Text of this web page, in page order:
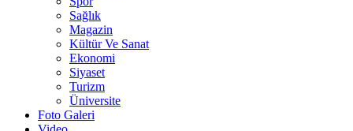
Sağlık
Magazin
Kültür Ve Sanat
Ekonomi
Siyaset
Turizm
Üniversite
Foto Galeri